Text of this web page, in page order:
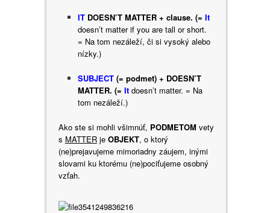
IT DOESN’T MATTER + clause. (=It
doesn’t matter if you are tall or short.
= Na tom nezáleží, či si vysoký alebo
nízky.)
SUBJECT (= podmet) + DOESN’T
MATTER. (=It doesn’t matter. = Na
tom nezáleží.)
Ako ste si mohli všimnúť, PODMETOM vety
s MATTERje OBJEKT, o ktorý
(ne)prejavujeme mimoriadny záujem, inými
slovami ku ktorému (ne)pociťujeme osobný
vzťah.